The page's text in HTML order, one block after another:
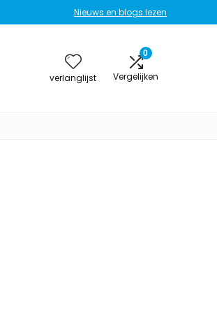
Nieuws en blogs lezen
verlanglijst
0
Vergelijken